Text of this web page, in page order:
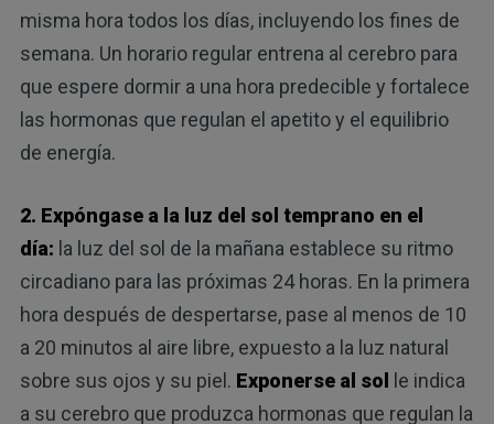
misma hora todos los días, incluyendo los fines de
semana. Un horario regular entrena al cerebro para
que espere dormir a una hora predecible y fortalece
las hormonas que regulan el apetito y el equilibrio
de energía.
2. Expóngase a la luz del sol temprano en el
día: la luz del sol de la mañana establece su ritmo
circadiano para las próximas 24 horas. En la primera
hora después de despertarse, pase al menos de 10
a 20 minutos al aire libre, expuesto a la luz natural
sobre sus ojos y su piel. Exponerse al sol
le indica
a su cerebro que produzca hormonas que regulan la